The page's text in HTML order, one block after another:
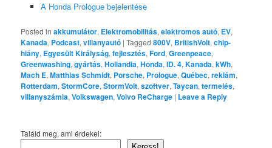
A Honda Prologue bejelentése
Posted in akkumulátor, Elektromobilitás,elektromos autó, EV,
Kanada, Podcast,villanyautó |Tagged 800V, BritishVolt,chip-
hiány, Egyesült Királyság,fejlesztés,Ford,Greenpeace,
Greenwashing,gyártás,Hollandia,Honda,ID. 4,Kanada,kWh,
Mach E,Matthias Schmidt, Porsche, Prologue,Québec,reklám,
Rotterdam,StormCore,StormVolt,szoftver,Taycan,termelés,
villanyszámla,Volkswagen,Volvo ReCharge | Leave a Reply
Találd meg, ami érdekel: